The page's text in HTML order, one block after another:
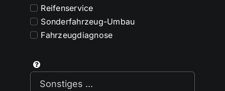
Reifenservice
Sonderfahrzeug-Umbau
Fahrzeugdiagnose